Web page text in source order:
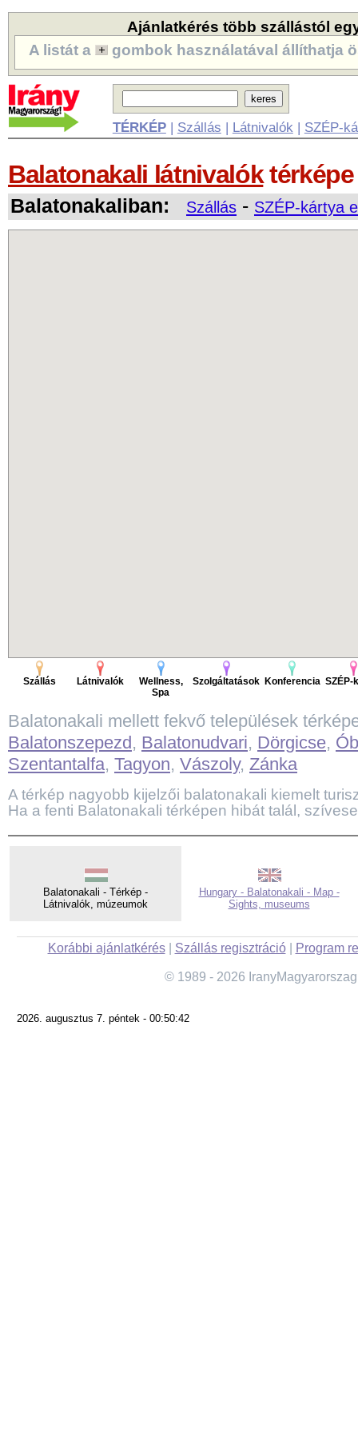
Ajánlatkérés több szállástól
A listát a
gombok használatával állíthatja
TÉRKÉP| Szállás | Látnivalók | SZÉP-
Balatonakali látnivalóktérképe
Balatonakaliban: Szállás - SZÉP-kártya
Szállás Látnivalók
Wellness,
Spa
Szolgáltatások Konferencia SZÉP-
Balatonakali mellett fekvő települések
Balatonszepezd, Balatonudvari, Dörgicse,
Szentantalfa, Tagyon, Vászoly, Zánka
A térkép nagyobb kijelzői balatonakali kiemelt
Ha a fenti Balatonakali térképen hibát talál,
Balatonakali - Térkép -
Látnivalók, múzeumok
Hungary - Balatonakali - Map -
Sights, museums
Korábbi ajánlatkérés| Szállás regisztráció| Program
© 1989 - 2026
2026. augusztus 7. péntek - 00:50:42